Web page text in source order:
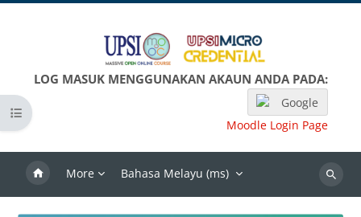
LOG MASUK MENGGUNAKAN AKAUN ANDA PADA:
Google
Moodle Login Page
More Bahasa Melayu ‎(ms)‎
Search
Open course index